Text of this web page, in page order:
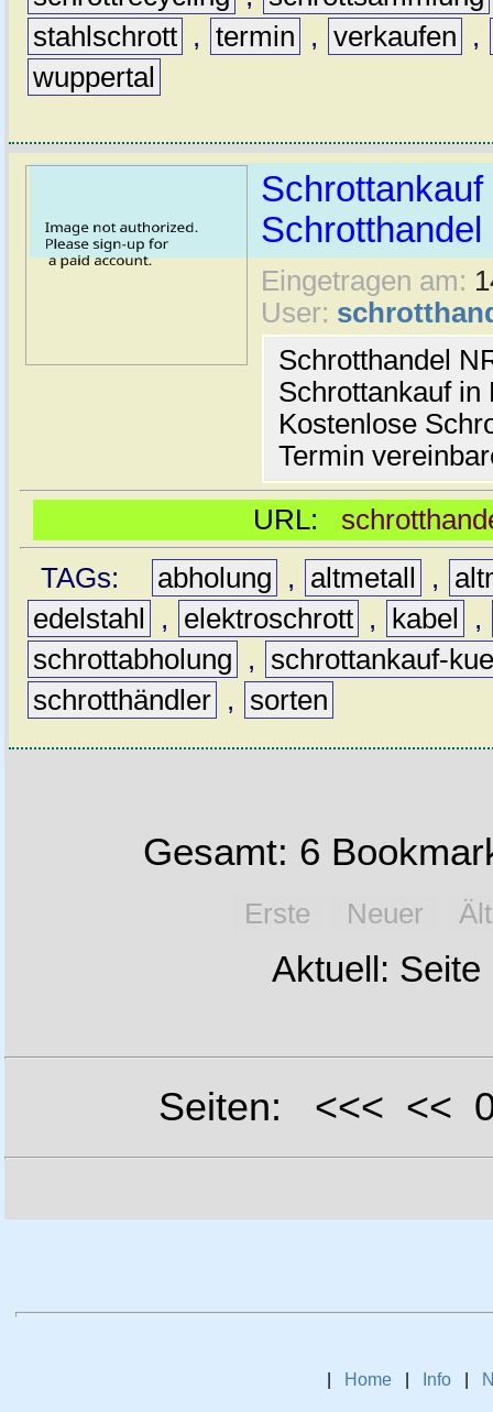
stahlschrott , termin , verkaufen
,
wuppertal
Schrotthandel
Eingetragen am:
User:
Schrotthandel
Schrottankauf in
Kostenlose
Termin
URL:
TAGs:
abholung , altmetall ,
edelstahl
, elektroschrott , kabel
,
schrottabholung
,
schrottankauf-
schrotthändler , sorten
Gesamt: 6
Erste Neuer
Aktuell: Seite
Seiten: <<< <<
Home Info